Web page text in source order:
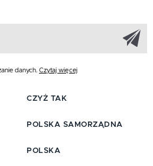
danych. Czytaj więcej
CZYŻ TAK
POLSKA SAMORZĄDNA
POLSKA